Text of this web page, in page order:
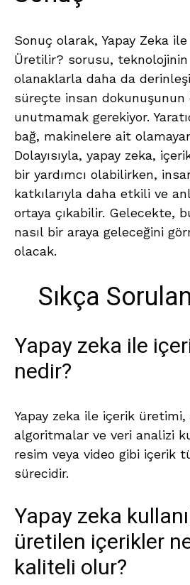
Sonuç olarak, Yapay Zeka
Üretilir? sorusu,
olanaklarla daha da
süreçte insan dokunuşunun
unutmamak gerekiyor.
bağ, makinelere ait
Dolayısıyla, yapay zeka,
bir yardımcı olabilirken,
katkılarıyla daha etkili ve
ortaya çıkabilir. Gelecekte,
nasıl bir araya geleceğini
olacak.
Sıkça
Yapay zeka ile
nedir?
Yapay zeka ile içerik
algoritmalar ve veri analizi
resim veya video gibi içerik
sürecidir.
Yapay zeka
üretilen içerikler
kaliteli olur?